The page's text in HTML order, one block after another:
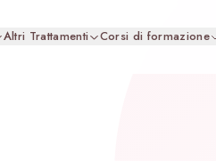
Altri Trattamenti Corsi di formazione